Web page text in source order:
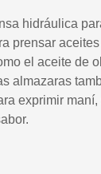
hidráulica
prensar
el aceite de
almazaras
exprimir